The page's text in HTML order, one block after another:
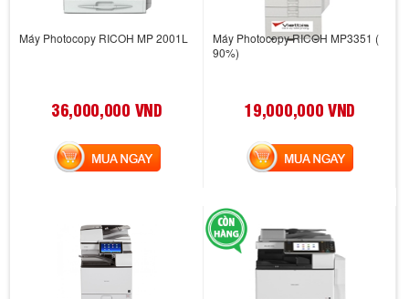
Máy Photocopy RICOH MP 2001L
36,000,000 VND
MUA NGAY
Máy Photocopy RICOH MP3351 (
90%)
19,000,000 VND
MUA NGAY